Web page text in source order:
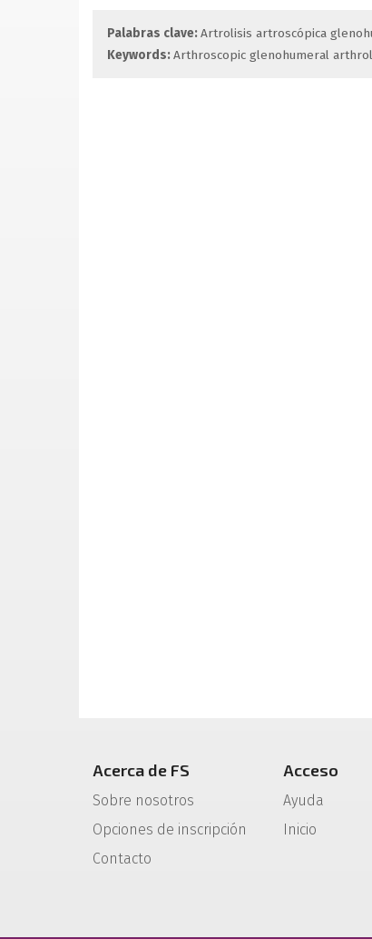
Palabras clave:Artrolisis artroscópica
Keywords:Arthroscopic glenohumeral
Acerca de FS
Sobre nosotros
Opciones de inscripción
Contacto
Acceso
Ayuda
Inicio